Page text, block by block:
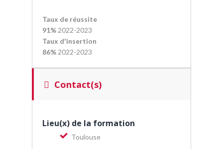
Taux de réussite
91% 2022-2023
Taux d'insertion
86% 2022-2023
Contact(s)
Lieu(x) de la formation
Toulouse